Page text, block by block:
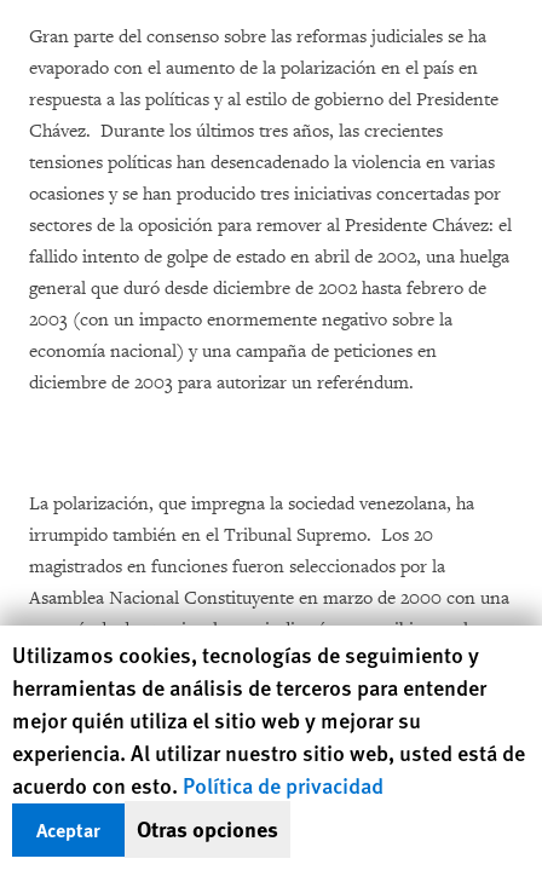
Gran parte del consenso sobre las reformas judiciales se ha
evaporado con el aumento de la polarización en el país en
respuesta a las políticas y al estilo de gobierno del Presidente
Chávez. Durante los últimos tres años, las crecientes
tensiones políticas han desencadenado la violencia en varias
ocasiones y se han producido tres iniciativas concertadas por
sectores de la oposición para remover al Presidente Chávez: el
fallido intento de golpe de estado en abril de 2002, una huelga
general que duró desde diciembre de 2002 hasta febrero de
2003 (con un impacto enormemente negativo sobre la
economía nacional) y una campaña de peticiones en
diciembre de 2003 para autorizar un referéndum.
La polarización, que impregna la sociedad venezolana, ha
irrumpido también en el Tribunal Supremo. Los 20
magistrados en funciones fueron seleccionados por la
Asamblea Nacional Constituyente en marzo de 2000 con una
mayoría de dos tercios, lo que indicaría que recibieron el
apoyo de personas de todas las tendencias políticas. Hoy en
día, sin embargo, dentro de la comunidad judicial todo el
mundo sabe que el Tribunal está profundamente dividido
entre opositores y aliados del Presidente Chávez. Se trata de
una división por mitades en la que cada bando controla
algunas de las seis salas del Tribunal. Se dice que el bando de
la oposición controla la mayoría de la Sala Electoral en tanto
Human Rights Watch cookie preferences
Utilizamos cookies, tecnologías de seguimiento y
herramientas de análisis de terceros para entender
mejor quién utiliza el sitio web y mejorar su
experiencia. Al utilizar nuestro sitio web, usted está de
acuerdo con esto. Política de privacidad
Aceptar Otras opciones